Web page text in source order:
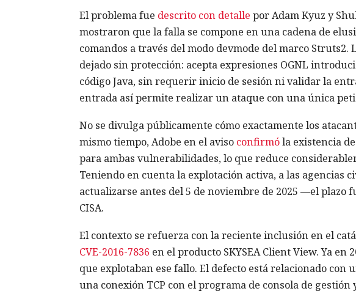
El problema fue descrito con detalle por Adam Kyuz y
mostraron que la falla se compone en una cadena de
comandos a través del modo devmode del marco
dejado sin protección: acepta expresiones OGNL
código Java, sin requerir inicio de sesión ni validar la
entrada así permite realizar un ataque con una única
No se divulga públicamente cómo exactamente los
mismo tiempo, Adobe en el aviso confirmóla existencia
para ambas vulnerabilidades, lo que reduce
Teniendo en cuenta la explotación activa, a las agencias
actualizarse antes del 5 de noviembre de 2025 —el plazo
CISA.
El contexto se refuerza con la reciente inclusión en el
CVE-2016-7836 en el producto SKYSEA Client View. Ya en
que explotaban ese fallo. El defecto está relacionado
una conexión TCP con el programa de consola de